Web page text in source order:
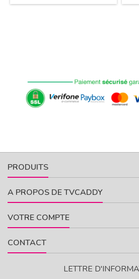
PRODUITS
A PROPOS DE TVCADDY
VOTRE COMPTE
CONTACT
LETTRE